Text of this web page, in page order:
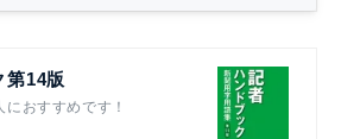
第14版
おすすめです！